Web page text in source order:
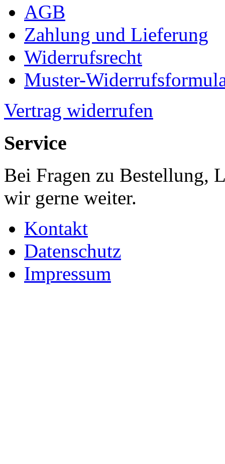
AGB
Zahlung und Lieferung
Widerrufsrecht
Muster-
Vertrag widerrufen
Service
Bei Fragen zu Bestellung,
wir gerne weiter.
Kontakt
Datenschutz
Impressum